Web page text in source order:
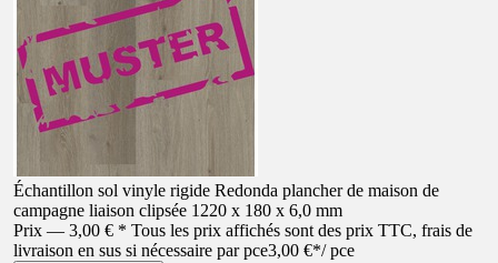
Échantillon sol vinyle rigide Redonda plancher de maison de
campagne liaison clipsée 1220 x 180 x 6,0 mm
Prix — 3,00 € * Tous les prix affichés sont des prix TTC, frais de
livraison en sus si nécessaire par pce3,00 €*/ pce